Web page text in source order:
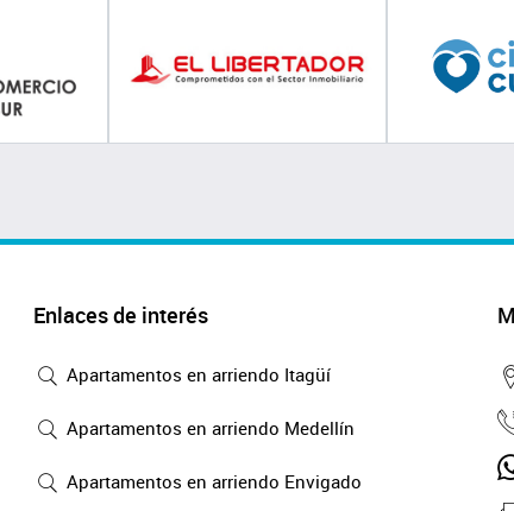
Enlaces de interés
Apartamentos en arriendo Itagüí
Apartamentos en arriendo Medellín
Apartamentos en arriendo Envigado